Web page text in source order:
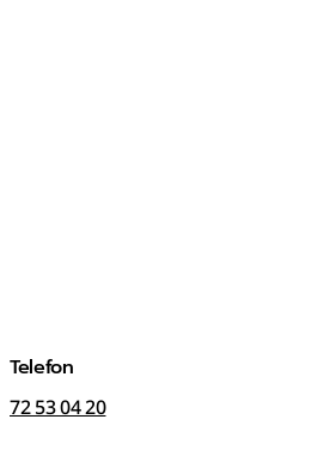
Telefon
72 53 04 20